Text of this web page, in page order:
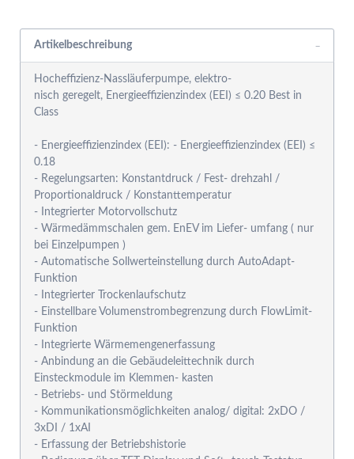
Artikelbeschreibung
Hocheffizienz-Nassläuferpumpe, elektro-
nisch geregelt, Energieeffizienzindex (EEI) ≤ 0.20 Best in
Class
- Energieeffizienzindex (EEI): - Energieeffizienzindex (EEI) ≤
0.18
- Regelungsarten: Konstantdruck / Fest- drehzahl /
Proportionaldruck / Konstanttemperatur
- Integrierter Motorvollschutz
- Wärmedämmschalen gem. EnEV im Liefer- umfang ( nur
bei Einzelpumpen )
- Automatische Sollwerteinstellung durch AutoAdapt-
Funktion
- Integrierter Trockenlaufschutz
- Einstellbare Volumenstrombegrenzung durch FlowLimit-
Funktion
- Integrierte Wärmemengenerfassung
- Anbindung an die Gebäudeleittechnik durch
Einsteckmodule im Klemmen- kasten
- Betriebs- und Störmeldung
- Kommunikationsmöglichkeiten analog/ digital: 2xDO /
3xDI / 1xAI
- Erfassung der Betriebshistorie